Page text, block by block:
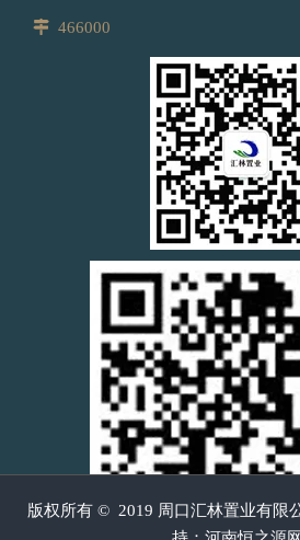
 466000
版权所有 © 2019 周口汇林置业有限